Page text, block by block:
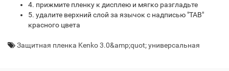
4. прижмите пленку к дисплею и мягко разгладьте
5. удалите верхний слой за язычок с надписью "TAB"
красного цвета
Защитная пленка Kenko 3.0&amp;quot; универсальная